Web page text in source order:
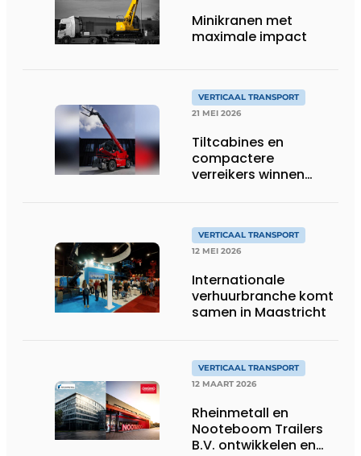
Minikranen met
maximale impact
VERTICAAL TRANSPORT
21 MEI 2026
Tiltcabines en
compactere
verreikers winnen
VERTICAAL TRANSPORT
12 MEI 2026
Internationale
verhuurbranche komt
samen in Maastricht
VERTICAAL TRANSPORT
12 MAART 2026
Rheinmetall en
Nooteboom Trailers
B.V. ontwikkelen en